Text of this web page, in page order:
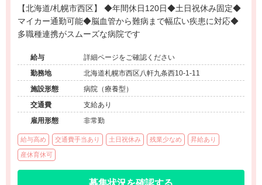
【北海道/札幌市西区】 ◆年間休日120日◆土日祝休み固定◆
マイカー通勤可能◆脳血管から難病まで幅広い疾患に対応◆
多職種連携がスムーズな病院です
給与
詳細ページをご確認ください
勤務地
北海道札幌市西区八軒九条西10-1-11
施設形態
病院（療養型）
交通費
支給あり
雇用形態
非常勤
給与高め 交通費手当あり 土日祝休み 残業少なめ 昇給あり
産休育休可